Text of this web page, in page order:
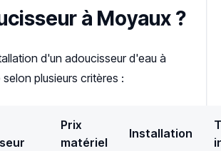
à Moyaux ?
d'un adoucisseur d'eau à
plusieurs critères :
Prix
matériel
Installation